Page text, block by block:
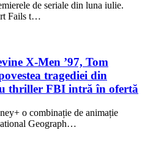
de seriale din luna iulie.
Fails t…
X-Men ’97, Tom
tragediei din
thriller FBI intră în ofertă
o combinație de animație
Geograph…